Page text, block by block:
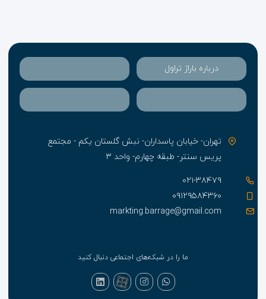
درباره باراژ تراول
تهران- خیابان پاسداران- نبش گلستان یکم - مجتمع
پریس سنتر- طبقه چهارم- واحد ۳
۰۲۱-۳۸۴۷۹
۰۹۱۲۹۵۸۴۳۶۰
markting.barrage@gmail.com
ما را در شبکه‌های اجتماعی دنبال کنید